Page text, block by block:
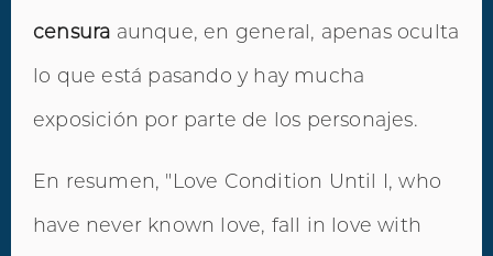
censura aunque, en general, apenas oculta
lo que está pasando y hay mucha
exposición por parte de los personajes.
En resumen, "Love Condition Until I, who
have never known love, fall in love with